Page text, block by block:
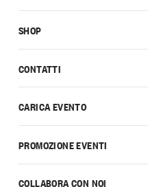
CONTATTI
CARICA EVENTO
PROMOZIONE EVENTI
COLLABORA CON NOI
SHOP